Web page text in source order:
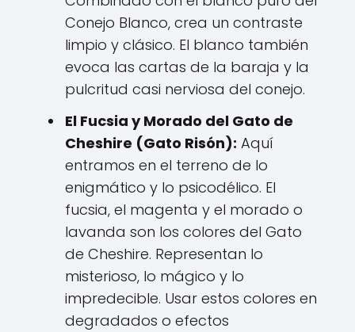
Conejo Blanco, crea un contraste
limpio y clásico. El blanco también
evoca las cartas de la baraja y la
pulcritud casi nerviosa del conejo.
El Fucsia y Morado del Gato de
Cheshire (Gato Risón): Aquí
entramos en el terreno de lo
enigmático y lo psicodélico. El
fucsia, el magenta y el morado o
lavanda son los colores del Gato
de Cheshire. Representan lo
misterioso, lo mágico y lo
impredecible. Usar estos colores en
degradados o efectos